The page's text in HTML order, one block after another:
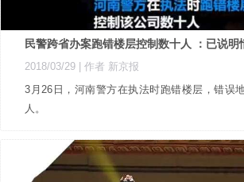
民警跨省办案跑错楼层控制数十人 ：已说明
2018/03/29
| 作者 新京报
​3月26日，河南警方在执法时跑错楼层，错误
人。